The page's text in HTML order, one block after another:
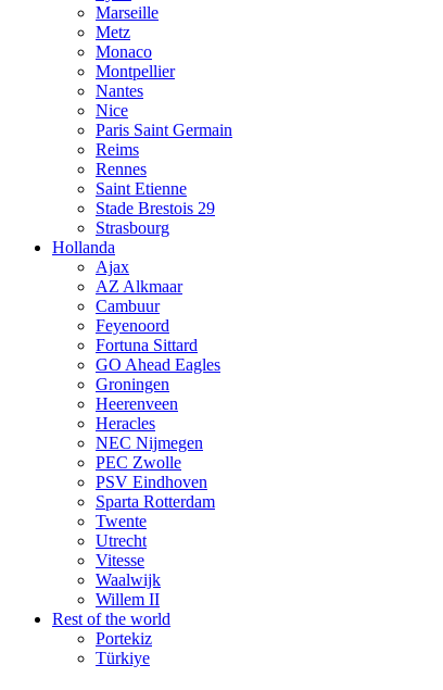
Marseille
Metz
Monaco
Montpellier
Nantes
Nice
Paris Saint Germain
Reims
Rennes
Saint Etienne
Stade Brestois 29
Strasbourg
Hollanda
Ajax
AZ Alkmaar
Cambuur
Feyenoord
Fortuna Sittard
GO Ahead Eagles
Groningen
Heerenveen
Heracles
NEC Nijmegen
PEC Zwolle
PSV Eindhoven
Sparta Rotterdam
Twente
Utrecht
Vitesse
Waalwijk
Willem II
Rest of the world
Portekiz
Türkiye